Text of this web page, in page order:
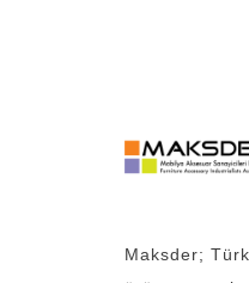
Maksder;